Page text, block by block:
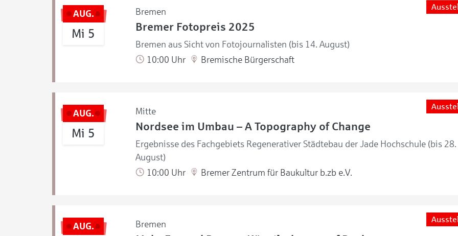
AUG.
Mi 5
Bremen
Bremer Fotopreis 2025
Bremen aus Sicht von Fotojournalisten (bis 14. August)
10:00 Uhr
Bremische Bürgerschaft
AUG.
Mi 5
Mitte
Nordsee im Umbau – A Topography of Change
Ergebnisse des Fachgebiets Regenerativer Städtebau der Jade Hochschule (bis 28.
August)
10:00 Uhr
Bremer Zentrum für Baukultur b.zb e.V.
AUG. Bremen